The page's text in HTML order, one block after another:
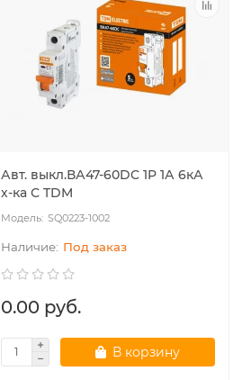
Авт. выкл.ВА47-60DC 1P 1А 6кА
х-ка С TDM
SQ0223-1002
Под заказ
0.00 руб.
В корзину